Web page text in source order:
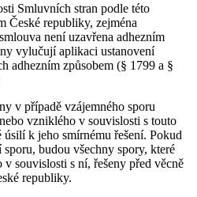
Smluvních stran podle této
České republiky, zejména
není uzavřena adhezním
vylučují aplikaci ustanovení
adhezním způsobem (§ 1799 a §
v případě vzájemného sporu
vzniklého v souvislosti s touto
k jeho smírnému řešení. Pokud
budou všechny spory, které
souvislosti s ní, řešeny před věcně
republiky.